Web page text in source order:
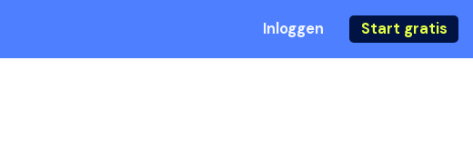
Inloggen Start gratis